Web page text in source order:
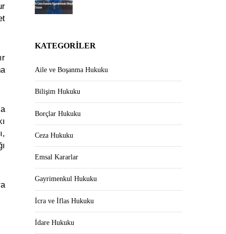
KATEGORILER
Aile ve Boşanma Hukuku
Bilişim Hukuku
Borçlar Hukuku
Ceza Hukuku
Emsal Kararlar
Gayrimenkul Hukuku
İcra ve İflas Hukuku
İdare Hukuku